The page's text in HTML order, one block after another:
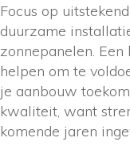
Focus op
duurzame
zonnepanelen.
helpen om te
je aanbouw
kwaliteit, want
komende jaren